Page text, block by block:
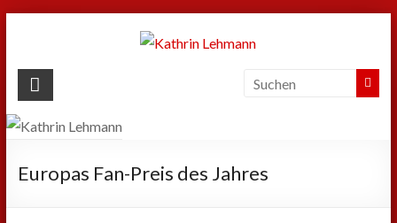
springen
Kathrin
Lehmann
|Europas Fan-Preis des Jahres